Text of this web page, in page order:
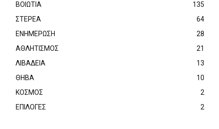
ΒΟΙΩΤΙΑ
135
ΣΤΕΡΕΑ
64
ΕΝΗΜΕΡΩΣΗ
28
ΑΘΛΗΤΙΣΜΟΣ
21
ΛΙΒΑΔΕΙΑ
13
ΘΗΒΑ
10
ΚΟΣΜΟΣ
2
ΕΠΙΛΟΓΕΣ
2